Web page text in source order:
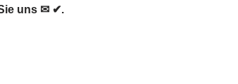
uns ✉ ✔.